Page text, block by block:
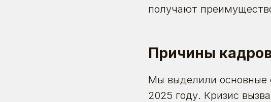
получают
Причины
Мы выделили основные
2025 году. Кризис